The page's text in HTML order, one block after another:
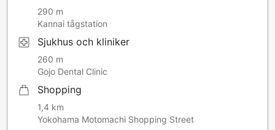
290 m
Kannai tågstation
Sjukhus och kliniker
260 m
Gojo Dental Clinic
Shopping
1,4 km
Yokohama Motomachi Shopping Street